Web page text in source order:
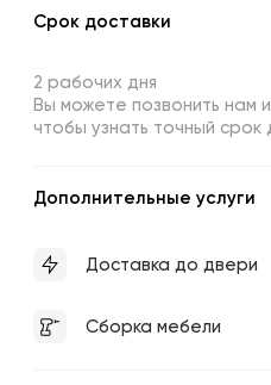
Срок доставки
2 рабочих дня
Вы можете позвонить нам
чтобы узнать точный срок
Дополнительные услуги
Доставка до двери
Сборка мебели